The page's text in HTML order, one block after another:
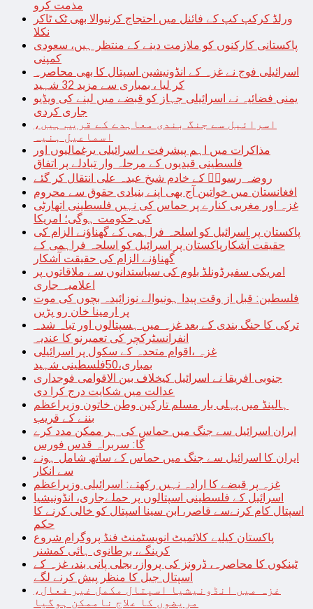
مذمت کرو
ورلڈ کرکپ کپ کے فائنل میں احتجاج کرنیوالا بھی ٹک ٹاکر
نکلا
پاکستانی کارکنوں کو ملازمت دینے کے منتظر ہیں، سعودی
کمپنی
اسرائیلی فوج نے غزہ کے انڈونیشین اسپتال کا بھی محاصرہ
کر لیا ، بمباری سے مزید 32 شہید
یمنی فضائیہ نے اسرائیلی جہاز کو قبضے میں لینے کی ویڈیو
جاری کردی
اسرائیل سے جنگ بندی معاہدے کے قریب ہیں،
اسماعیل ہنیہ
مذاکرات میں اہم پیشرفت ، اسرائیلی یرغمالیوں اور
فلسطینی قیدیوں کے مرحلہ وار تبادلے پر اتفاق
روضہ رسولؐ کے خادم شیخ عبدہ علی انتقال کر گئے
افغانستان میں خواتین آج بھی اپنے بنیادی حقوق سے محروم
غزہ اور مغربی کنارے پر حماس کی نہیں فلسطینی اتھارٹی
کی حکومت ہوگی؛ امریکا
پاکستان پر اسرائیل کو اسلحہ فراہمی کے گھناؤنے الزام کی
حقیقت آشکارپاکستان پر اسرائیل کو اسلحہ فراہمی کے
گھناؤنے الزام کی حقیقت آشکار
امریکی سفیرڈونلڈ بلوم کی سیاستدانوں سے ملاقاتوں پر
اعلامیہ جاری
فلسطین: قبل از وقت پیدا ہونیوالے نوزائیدہ بچوں کی موت
پر ارمینا خان رو پڑیں
ترکی کا جنگ بندی کے بعد غزہ میں ہسپتالوں اور تباہ شدہ
انفرانسٹرکچر کی تعمیرنو کا عندیہ
غزہ ،اقوام متحدہ کے سکول پر اسرائیلی
بمباری،50فلسطینی شہید
جنوبی افریقا نے اسرائیل کیخلاف بین الاقوامی فوجداری
عدالت میں شکایت درج کرا دی
ہالینڈ میں پہلی بار مسلم تارکین وطن خاتون وزیراعظم
بننے کے قریب
ایران اسرائیل سے جنگ میں حماس کی ہر ممکن مدد کرے
گا: سربراہ قدس فورس
ایران کا اسرائیل سے جنگ میں حماس کے ساتھ شامل ہونے
سے انکار
غزہ پر قبضے کا ارادہ نہیں رکھتے: اسرائیلی وزیراعظم
اسرائیل کے فلسطینی اسپتالوں پر حملےجاری، انڈونیشیا
اسپتال کام کرنےسے قاصر، ابن سینا اسپتال کو خالی کرنے کا
حکم
پاکستان کیلیے کلائمیٹ انویسٹمنٹ فنڈ پروگرام شروع
کرینگے، برطانوی ہائی کمشنر
ٹینکوں کا محاصرہ، ڈرونز کی پرواز، بجلی پانی بند، غزہ کے
اسپتال جیل کا منظر پیش کرنے لگے
غزہ میں انڈونیشیا اسپتال مکمل غیر فعال،
مریضوں کا علاج ناممکن ہوگیا